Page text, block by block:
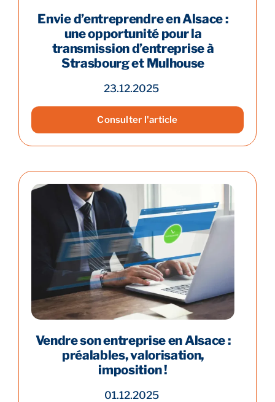
Envie d’entreprendre en Alsace :
une opportunité pour la
transmission d’entreprise à
Strasbourg et Mulhouse
23.12.2025
Consulter l'article
Vendre son entreprise en Alsace :
préalables, valorisation,
imposition !
01.12.2025